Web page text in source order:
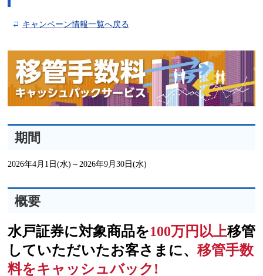
キャンペーン情報一覧へ戻る
期間
2026年4月1日(水)～2026年9月30日(水)
概要
水戸証券に対象商品を100万円以上移管
していただいたお客さまに、 移管手数
料をキャッシュバック!